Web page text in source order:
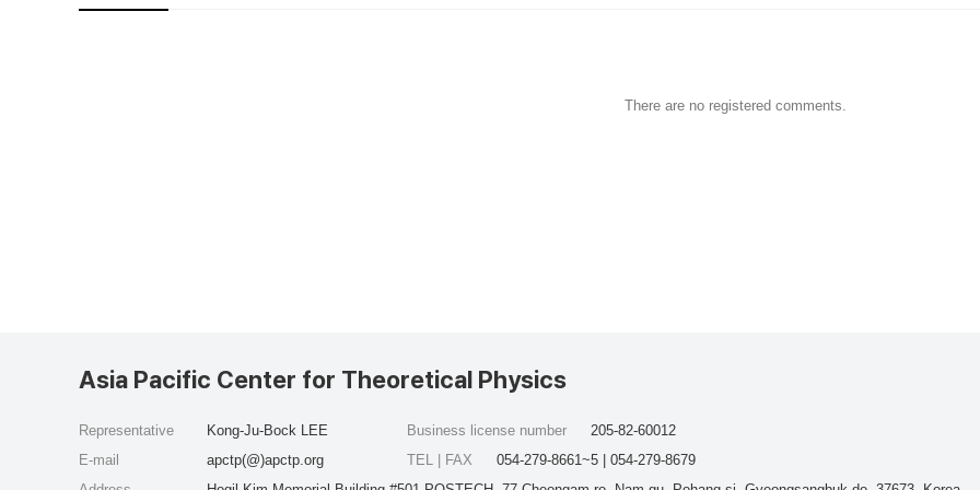
There are no registered comments.
Asia Pacific Center for Theoretical Physics
Representative
Kong-Ju-Bock LEE
E-mail
apctp(@)apctp.org
Business license number
205-82-60012
TEL | FAX
054-279-8661~5 | 054-279-8679